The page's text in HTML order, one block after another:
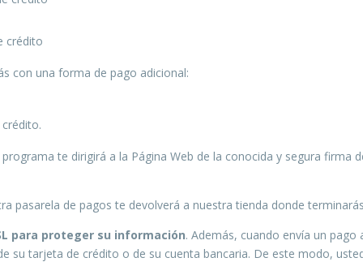
crédito
con una forma de pago adicional:
te dirigirá a la Página Web de la conocida y segura firma
pasarela de pagos te devolverá a nuestra tienda donde
para proteger su información. Además, cuando envía un
su tarjeta de crédito o de su cuenta bancaria. De este modo,